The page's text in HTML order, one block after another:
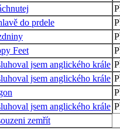
do prdele
Feet
jsem anglického krále
jsem anglického krále
jsem anglického krále
zemřít